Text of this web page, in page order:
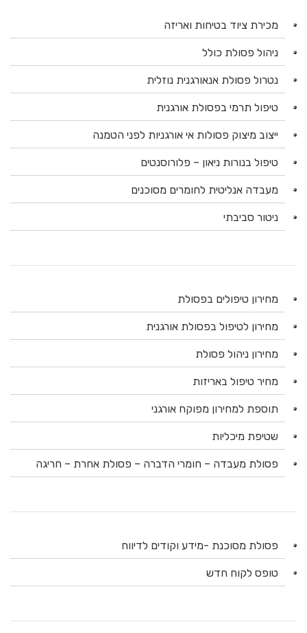
מכירת ציוד בטיחות ואריזה
ניהול פסולת כולל
נטרול פסולת אנאורגנית נוזלית
טיפול תרמי בפסולת אורגנית
ייצוב מיצוק פסולות אי אורגניות לפני הטמנה
טיפול בנורות ניאון – פלורוסנטים
מעבדה אנליטית לחומרים מסוכנים
ניטור סביבתי
מחירון טיפולים בפסולת
מחירון לטיפול בפסולת אורגנית
מחירון ניהול פסולת
מחיר טיפול באריזות
תוספת למחירון מפוקח אורגני
שטיפת מיכליות
פסולת מעבדה – חומרי הדברה – פסולת אחרת – חריגה
פסולת מסוכנת -מידע וקודים לדיווח
טופס לקוח חדש